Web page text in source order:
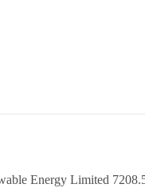
Energy Limited